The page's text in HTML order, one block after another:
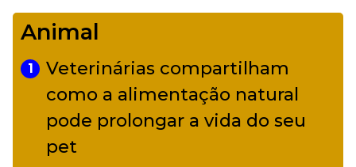
Camerata tem repertório
diverso a partir de R$ 17
Adriana Calcanhotto retoma
alter ego infantil para show em
Curitiba
Animal
1
Veterinárias compartilham
como a alimentação natural
pode prolongar a vida do seu
pet